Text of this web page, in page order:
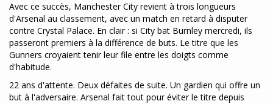
Avec ce succès, Manchester City revient à trois longueurs
d'Arsenal au classement, avec un match en retard à disputer
contre Crystal Palace. En clair : si City bat Burnley mercredi, ils
passeront premiers à la différence de buts. Le titre que les
Gunners croyaient tenir leur file entre les doigts comme
d'habitude.
22 ans d'attente. Deux défaites de suite. Un gardien qui offre un
but à l'adversaire. Arsenal fait tout pour éviter le titre depuis